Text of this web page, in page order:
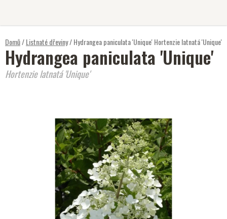
Domů/Listnaté dřeviny/Hydrangea paniculata 'Unique'Hortenzie latnatá 'Unique'
Hydrangea paniculata 'Unique'
Hortenzie latnatá 'Unique'